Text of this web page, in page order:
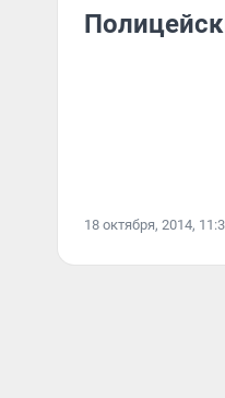
18 октября, 2014,